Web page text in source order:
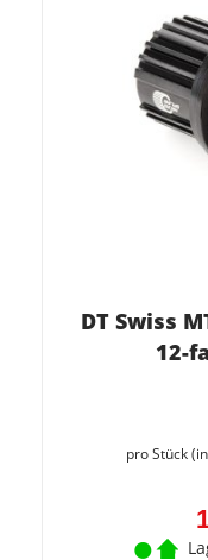
DT Swiss
12-
pro Stück